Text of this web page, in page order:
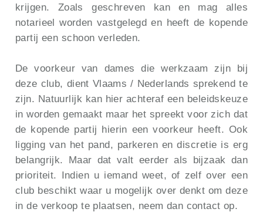
krijgen. Zoals geschreven kan en mag alles
notarieel worden vastgelegd en heeft de kopende
partij een schoon verleden.
De voorkeur van dames die werkzaam zijn bij
deze club, dient Vlaams / Nederlands sprekend te
zijn. Natuurlijk kan hier achteraf een beleidskeuze
in worden gemaakt maar het spreekt voor zich dat
de kopende partij hierin een voorkeur heeft. Ook
ligging van het pand, parkeren en discretie is erg
belangrijk. Maar dat valt eerder als bijzaak dan
prioriteit. Indien u iemand weet, of zelf over een
club beschikt waar u mogelijk over denkt om deze
in de verkoop te plaatsen, neem dan contact op.